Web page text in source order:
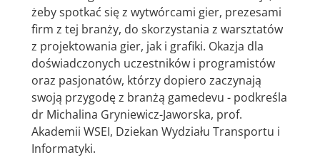
żeby spotkać się z wytwórcami gier, prezesami
firm z tej branży, do skorzystania z warsztatów
z projektowania gier, jak i grafiki. Okazja dla
doświadczonych uczestników i programistów
oraz pasjonatów, którzy dopiero zaczynają
swoją przygodę z branżą gamedevu - podkreśla
dr Michalina Gryniewicz-Jaworska, prof.
Akademii WSEI, Dziekan Wydziału Transportu i
Informatyki.